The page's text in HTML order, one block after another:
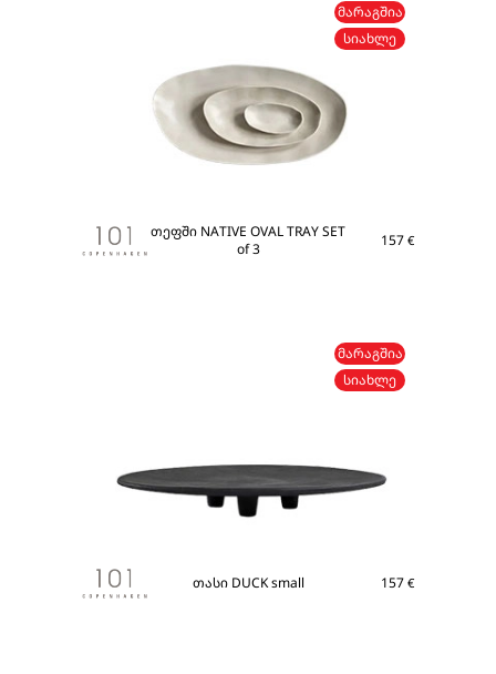
ᲛᲐᲠᲐᲒᲨᲘᲐ
ᲡᲘᲐᲮᲚᲔ
თეფში NATIVE OVAL TRAY SET
of 3
157 €
ᲛᲐᲠᲐᲒᲨᲘᲐ
ᲡᲘᲐᲮᲚᲔ
თასი DUCK small 157 €